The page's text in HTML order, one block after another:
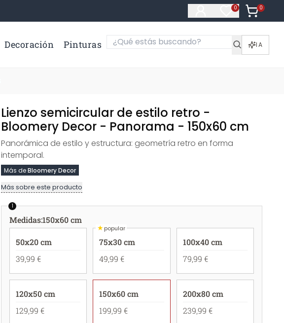
0
Artículos en
0
Artículos
Decoración Pinturas IA
Lienzo semicircular de estilo retro -
Bloomery Decor - Panorama - 150x60 cm
Panorámica de estilo y estructura: geometría retro en forma
intemporal.
Más deBloomery Decor
Más sobre este producto
1
Medidas:150x60 cm
50x20 cm
39,99 €
★popular
75x30 cm
49,99 €
100x40 cm
79,99 €
120x50 cm
129,99 €
150x60 cm
199,99 €
200x80 cm
239,99 €